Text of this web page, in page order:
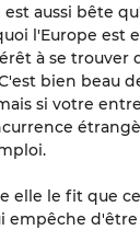
aussi bête
l'Europe est
à se trouver
bien beau
si votre
elle le fit que
empêche